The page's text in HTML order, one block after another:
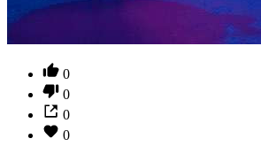
0
0
0
0